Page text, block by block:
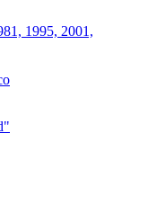
1995, 2001,